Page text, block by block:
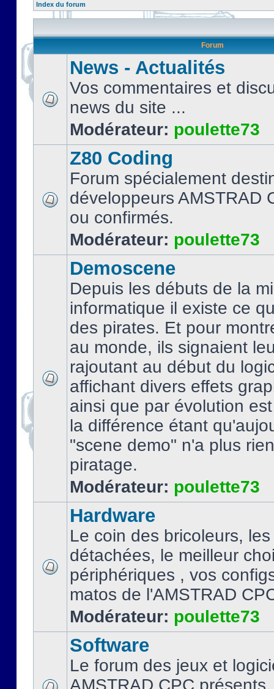
Index du forum
Forum
News - Actualités
Vos commentaires et
news du site ...
Modérateur: poulette73
Z80 Coding
Forum spécialement
développeurs AMSTRAD
ou confirmés.
Modérateur: poulette73
Demoscene
Depuis les débuts de la
informatique il existe ce
des pirates. Et pour
au monde, ils signaient
rajoutant au début du
affichant divers effets
ainsi que par évolution
la différence étant
"scene demo" n'a plus
piratage.
Modérateur: poulette73
Hardware
Le coin des bricoleurs,
détachées, le meilleur
périphériques , vos
matos de l'AMSTRAD
Modérateur: poulette73
Software
Le forum des jeux et
AMSTRAD CPC